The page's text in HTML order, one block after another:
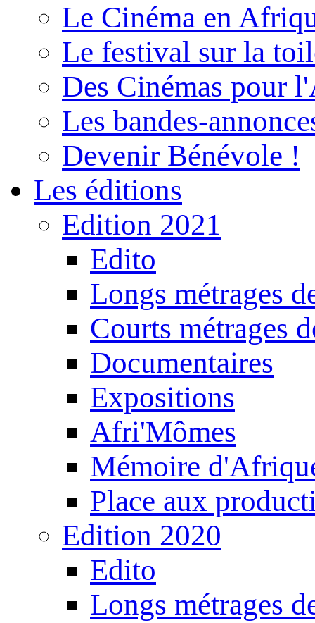
Le Cinéma en
Le festival sur la
Des Cinémas pour
Les bandes-
Devenir Bénévole !
Les éditions
Edition 2021
Edito
Longs métrages
Courts métrages
Documentaires
Expositions
Afri'Mômes
Mémoire
Place aux
Edition 2020
Edito
Longs métrages